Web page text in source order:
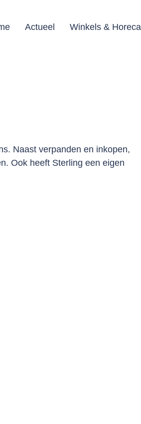
Actueel Winkels & Horeca
Naast verpanden en inkopen,
Ook heeft Sterling een eigen